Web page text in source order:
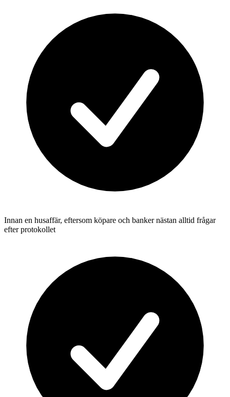
Innan en husaffär, eftersom köpare och banker nästan alltid frågar
efter protokollet